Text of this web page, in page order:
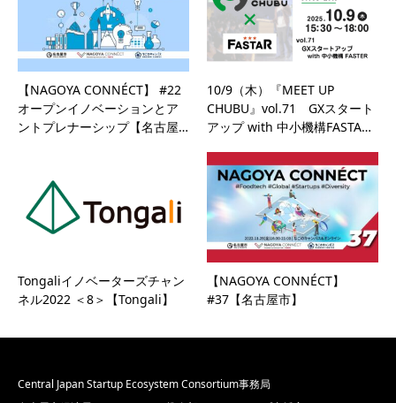
【NAGOYA CONNÉCT】 #22
オープンイノベーションとア
ントプレナーシップ【名古屋…
10/9（木）『MEET UP
CHUBU』vol.71 GXスタート
アップ with 中小機構FASTA…
Tongaliイノベーターズチャン
ネル2022 ＜8＞【Tongali】
【NAGOYA CONNÉCT】
#37【名古屋市】
Central Japan Startup Ecosystem Consortium事務局